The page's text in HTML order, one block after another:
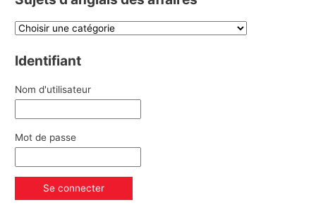
Identifiant
Nom d'utilisateur
Mot de passe